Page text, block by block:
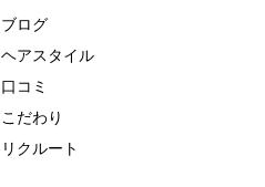
ブログ
ヘアスタイル
口コミ
こだわり
リクルート